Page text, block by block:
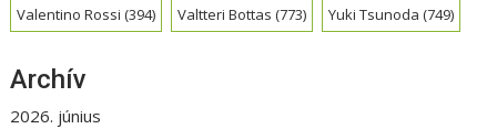
Valentino Rossi (394) Valtteri Bottas (773) Yuki Tsunoda (749)
Archív
2026. június